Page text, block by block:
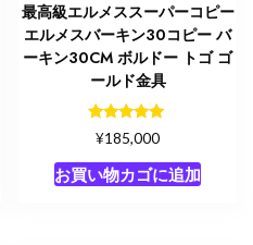
最高級エルメススーパーコピー
エルメスバーキン30コピー バ
ーキン30CM ボルドー トゴ ゴ
ールド金具
5段階中
5.00
の評価
¥185,000
お買い物カゴに追加